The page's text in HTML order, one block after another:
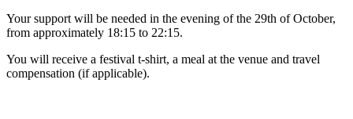
Your support will be needed in the evening of the 29th of October,
from approximately 18:15 to 22:15.
You will receive a festival t-shirt, a meal at the venue and travel
compensation (if applicable).